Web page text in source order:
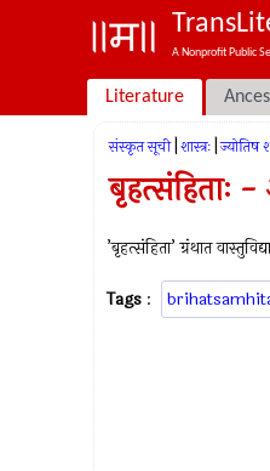
A Nonprofit Public
Literature
संस्कृत सूची शास्त्रः ज्योतिष
बृहत्संहिताः
’बृहत्संहिता’ ग्रंथात
Tags :